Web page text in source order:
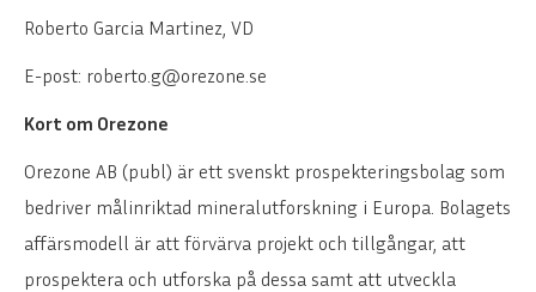
Roberto Garcia Martinez, VD
E-post: roberto.g@orezone.se
Kort om Orezone
Orezone AB (publ) är ett svenskt prospekteringsbolag som
bedriver målinriktad mineralutforskning i Europa. Bolagets
affärsmodell är att förvärva projekt och tillgångar, att
prospektera och utforska på dessa samt att utveckla